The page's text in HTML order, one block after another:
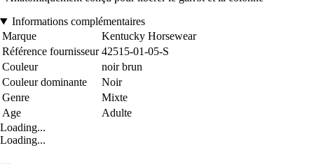
Informations complémentaires
Marque
Kentucky Horsewear
Référence fournisseur 42515-01-05-S
Couleur
noir brun
Couleur dominante
Noir
Genre
Mixte
Age
Adulte
Loading...
Loading...